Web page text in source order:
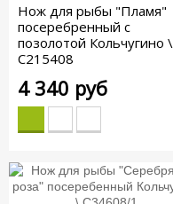
Нож для рыбы "Пламя"
посеребренный с
позолотой Кольчугино \
С215408
4 340 руб